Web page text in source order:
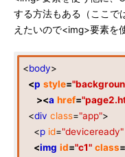
する方法もある（ここで
えたいので<img>要素を
<body>
<p style=
><a href=
<div class="app">
<p id="deviceready"
<img id="c1" class=